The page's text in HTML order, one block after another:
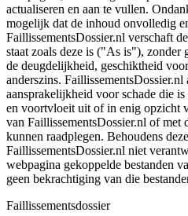
actualiseren en aan te vullen.
mogelijk dat de inhoud onvolledig
FaillissementsDossier.nl verschaft
staat zoals deze is ("As is"), zonder
de deugdelijkheid, geschiktheid
anderszins. FaillissementsDossier.nl
aansprakelijkheid voor schade die
en voortvloeit uit of in enig opzicht
van FaillissementsDossier.nl of met
kunnen raadplegen. Behoudens
FaillissementsDossier.nl niet
webpagina gekoppelde bestanden
geen bekrachtiging van die
Faillissementsdossier